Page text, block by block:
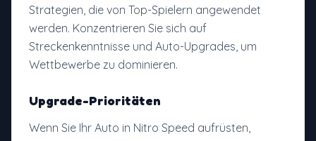
Strategien, die von Top-Spielern angewendet
werden. Konzentrieren Sie sich auf
Streckenkenntnisse und Auto-Upgrades, um
Wettbewerbe zu dominieren.
Upgrade-Prioritäten
Wenn Sie Ihr Auto in Nitro Speed aufrüsten,